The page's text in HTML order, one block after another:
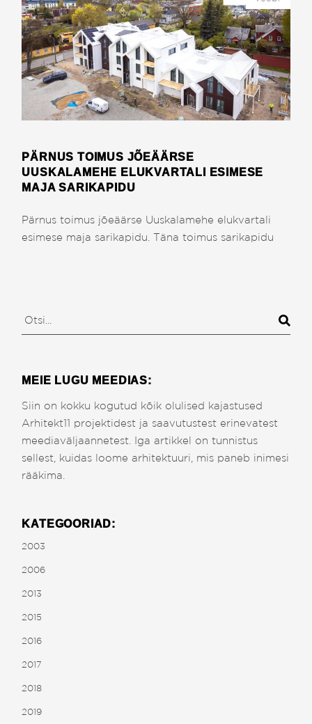
PÄRNUS TOIMUS JÕEÄÄRSE
UUSKALAMEHE ELUKVARTALI ESIMESE
MAJA SARIKAPIDU
Pärnus toimus jõeäärse Uuskalamehe elukvartali
esimese maja sarikapidu. Täna toimus sarikapidu
Search
MEIE LUGU MEEDIAS:
Siin on kokku kogutud kõik olulised kajastused
Arhitekt11 projektidest ja saavutustest erinevatest
meediaväljaannetest. Iga artikkel on tunnistus
sellest, kuidas loome arhitektuuri, mis paneb inimesi
rääkima.
KATEGOORIAD:
2003
2006
2013
2015
2016
2017
2018
2019